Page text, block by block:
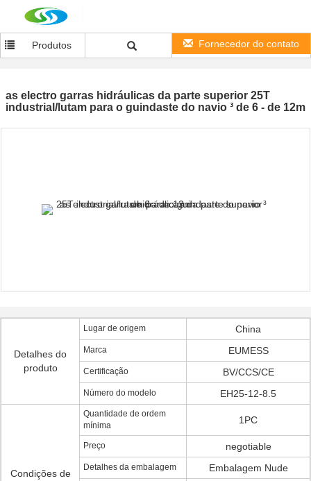
Produtos Fornecedor do contato
as electro garras hidráulicas da parte superior 25T
industrial/lutam para o guindaste do navio ³ de 6 - de 12m
Detalhes do
produto
Lugar de origem China
Marca EUMESS
Certificação BV/CCS/CE
Número do modelo EH25-12-8.5
Condições de
Quantidade de ordem
mínima
1PC
Preço negotiable
Detalhes da embalagem Embalagem Nude